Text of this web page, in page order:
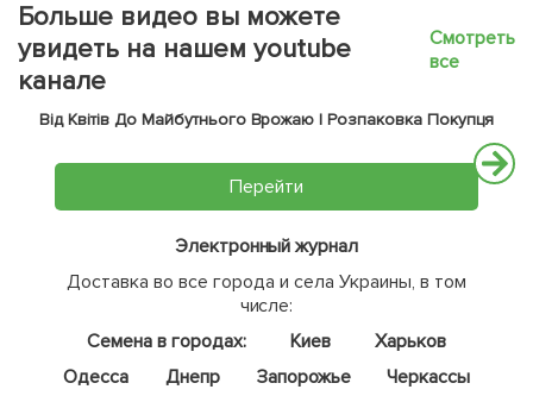
Больше видео вы можете
увидеть на нашем youtube
канале
Смотреть
все
Від Квітів До Майбутнього Врожаю | Розпаковка Покупця
Перейти
Электронный журнал
Доставка во все города и села Украины, в том
числе:
Семена в городах:
Киев
Харьков
Одесса
Днепр Запорожье
Черкассы